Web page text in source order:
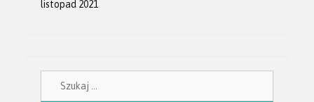
listopad 2021